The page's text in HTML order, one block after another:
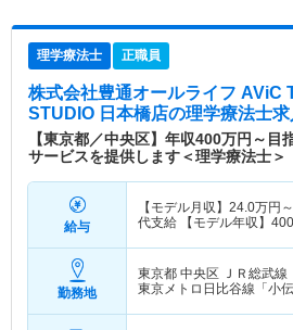
理学療法士 正職員
株式会社豊通オールライフ AViC
STUDIO 日本橋店の理学療法士
【東京都／中央区】年収400万円～目
サービスを提供します＜理学療法士＞
給与
【モデル月収】 24.0万円～
代支給 【モデル年収】 400
勤務地
東京都 中央区 ＪＲ総武線
東京メトロ日比谷線「小